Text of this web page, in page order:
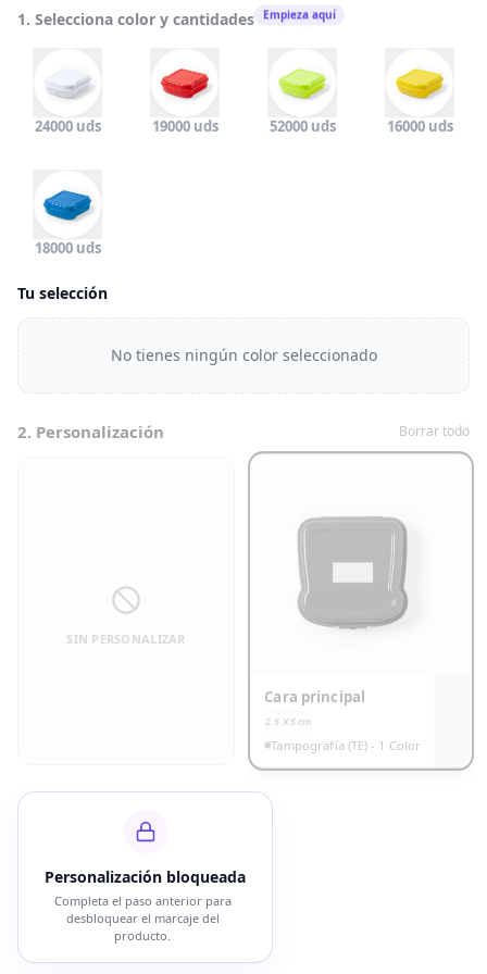
1. Selecciona color y cantidades Empieza aquí
24000 uds 19000 uds 52000 uds 16000 uds
18000 uds
Tu selección
No tienes ningún color seleccionado
2. Personalización Borrar todo
SIN PERSONALIZAR
Cara principal
2.5 X 5cm
Tampografía (TE) - 1 Color
Personalización bloqueada
Completa el paso anterior para
desbloquear el marcaje del
producto.